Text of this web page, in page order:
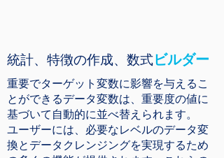
統計、特徴の作成、数式ビルダー
重要でターゲット変数に影響を与えるこ
とができるデータ変数は、重要度の値に
基づいて自動的に並べ替えられます。
ユーザーには、必要なレベルのデータ変
換とデータクレンジングを実現するため